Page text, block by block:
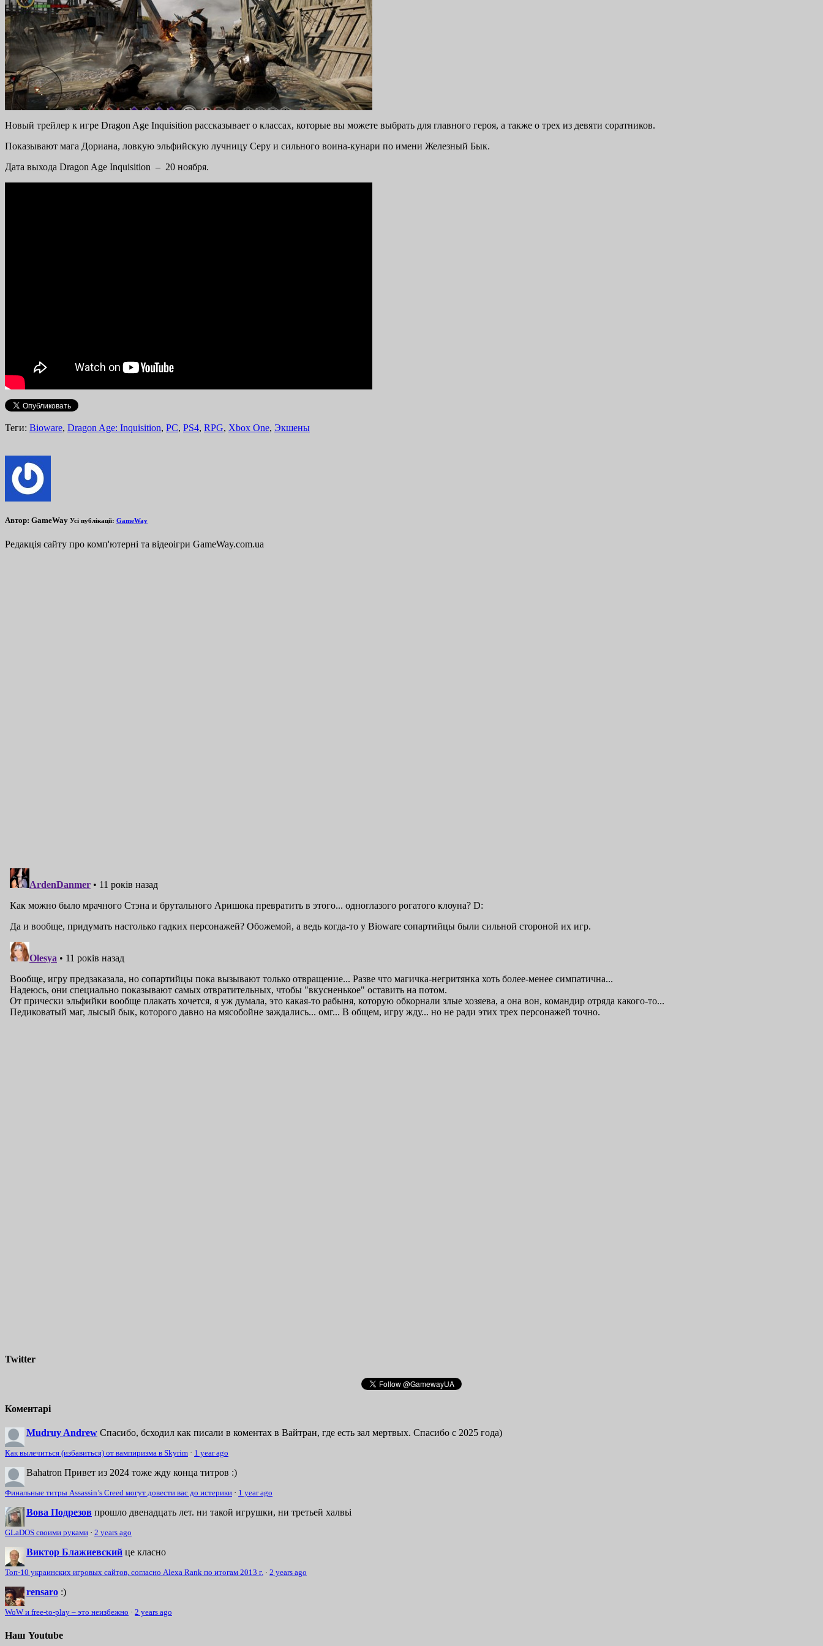
Новый трейлер к игре Dragon Age Inquisition рассказывает о классах, которые вы можете выбрать для главного героя, а также о трех из девяти соратников.
Показывают мага Дориана, ловкую эльфийскую лучницу Серу и сильного воина-кунари по имени Железный Бык.
Дата выхода Dragon Age Inquisition – 20 ноября.
Теги: Bioware, Dragon Age: Inquisition, PC, PS4, RPG, Xbox One, Экшены
Автор: GameWay Усі публікації: GameWay
Редакція сайту про комп'ютерні та відеоігри GameWay.com.ua
Twitter
Коментарі
Mudruy Andrew Спасибо, бсходил как писали в коментах в Вайтран, где есть зал мертвых. Спасибо с 2025 года)
Как вылечиться (избавиться) от вампиризма в Skyrim · 1 year ago
Bahatron Привет из 2024 тоже жду конца титров :)
Финальные титры Assassin’s Creed могут довести вас до истерики · 1 year ago
Вова Подрезов прошло двенадцать лет. ни такой игрушки, ни третьей халвьі
GLaDOS своими руками · 2 years ago
Виктор Блажиевский це класно
Топ-10 украинских игровых сайтов, согласно Alexa Rank по итогам 2013 г. · 2 years ago
rensaro :)
WoW и free-to-play – это неизбежно · 2 years ago
Наш Youtube